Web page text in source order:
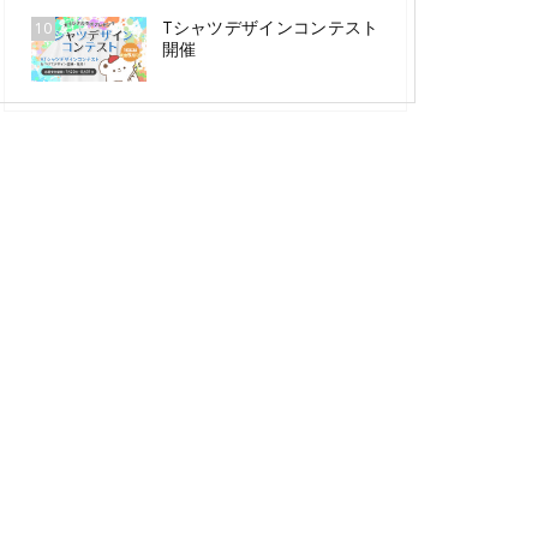
10
Tシャツデザインコンテスト
開催